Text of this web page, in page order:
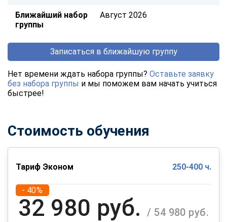
Ближайший набор
группы
Август 2026
Записаться в ближайшую группу
Нет времени ждать набора группы? Оставьте заявку
без набора группы и мы поможем вам начать учиться
быстрее!
Стоимость обучения
Тариф Эконом 250-400 ч.
- 40%
32 980 руб. / 54 980 руб.